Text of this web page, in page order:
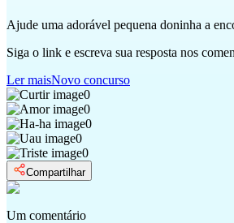
Ajude uma adorável pequena doninha a
Siga o link e escreva sua resposta nos
Ler maisNovo concurso
0
0
0
0
0
Compartilhar
Um comentário